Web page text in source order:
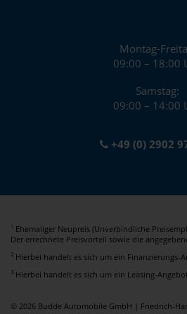
Montag-
09:00 – 18:00
Samstag:
09:00 – 14:00
+49 (0) 2902
1
Ehemaliger Neupreis (Unverbindliche
Der errechnete Preisvorteil sowie die
2 Hierbei handelt es sich um ein Finanzierungs-
3 Hierbei handelt es sich um ein Leasing-
© 2026 Budde Automobile GmbH | Friedrich-